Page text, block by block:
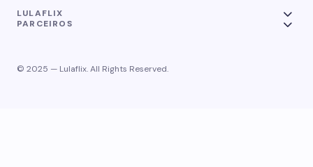
LULAFLIX
PARCEIROS
© 2025 — Lulaflix. All Rights Reserved.